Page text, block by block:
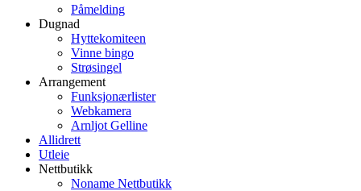
Påmelding
Dugnad
Hyttekomiteen
Vinne bingo
Strøsingel
Arrangement
Funksjonærlister
Webkamera
Arnljot Gelline
Allidrett
Utleie
Nettbutikk
Noname Nettbutikk